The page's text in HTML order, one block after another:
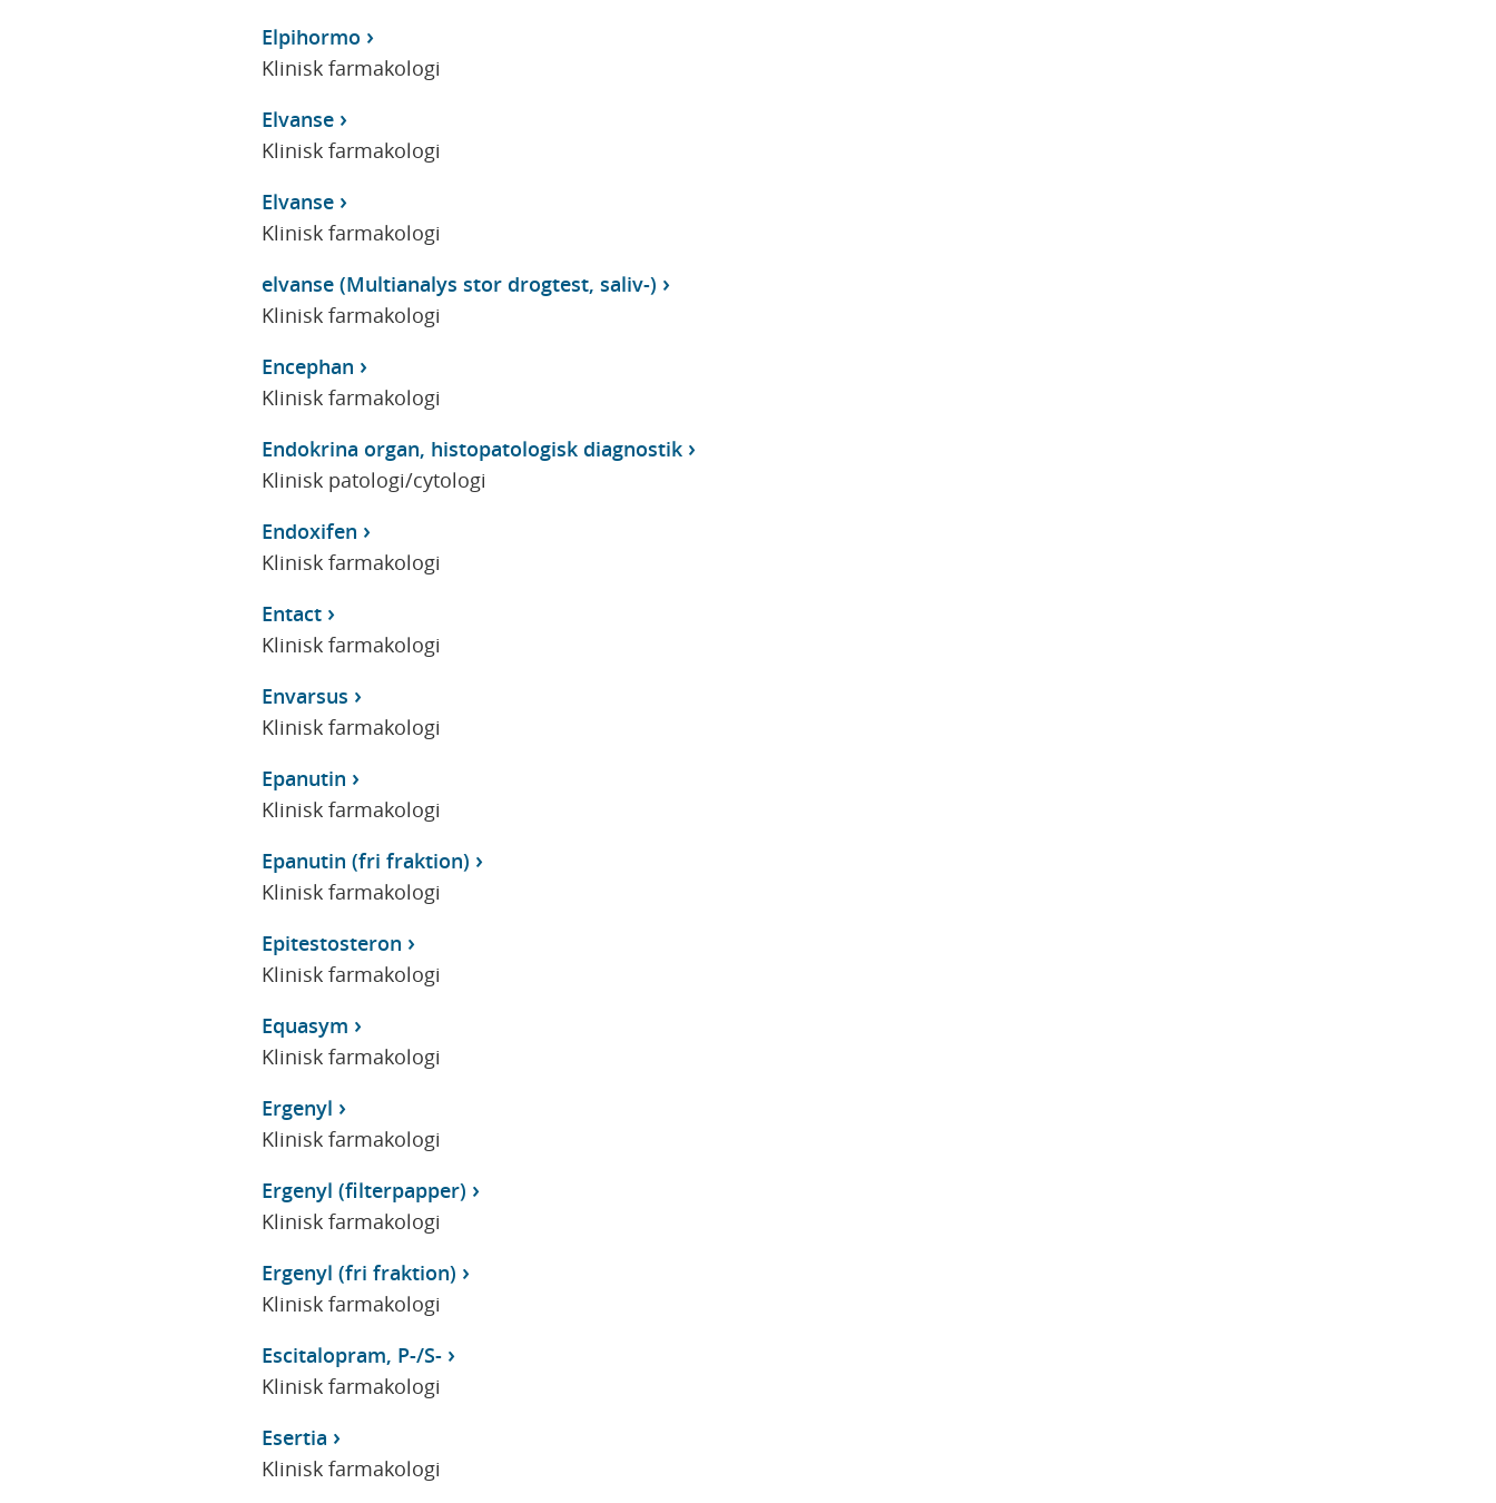
Elpihormo
Klinisk farmakologi
Elvanse
Klinisk farmakologi
Elvanse
Klinisk farmakologi
elvanse (Multianalys stor drogtest, saliv-)
Klinisk farmakologi
Encephan
Klinisk farmakologi
Endokrina organ, histopatologisk diagnostik
Klinisk patologi/cytologi
Endoxifen
Klinisk farmakologi
Entact
Klinisk farmakologi
Envarsus
Klinisk farmakologi
Epanutin
Klinisk farmakologi
Epanutin (fri fraktion)
Klinisk farmakologi
Epitestosteron
Klinisk farmakologi
Equasym
Klinisk farmakologi
Ergenyl
Klinisk farmakologi
Ergenyl (filterpapper)
Klinisk farmakologi
Ergenyl (fri fraktion)
Klinisk farmakologi
Escitalopram, P-/S-
Klinisk farmakologi
Esertia
Klinisk farmakologi